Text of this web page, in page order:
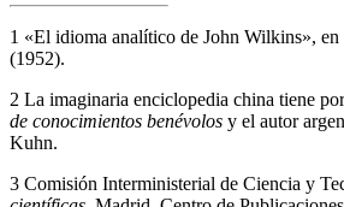
1 «El idioma analítico de John Wilkins», en
(1952).
2 La imaginaria enciclopedia china tiene
de conocimientos benévolos y el autor
Kuhn.
3 Comisión Interministerial de Ciencia y